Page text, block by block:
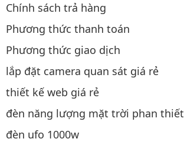
Chính sách trả hàng
Phương thức thanh toán
Phương thức giao dịch
lắp đặt camera quan sát giá rẻ
thiết kế web giá rẻ
đèn năng lượng mặt trời phan thiết
đèn ufo 1000w